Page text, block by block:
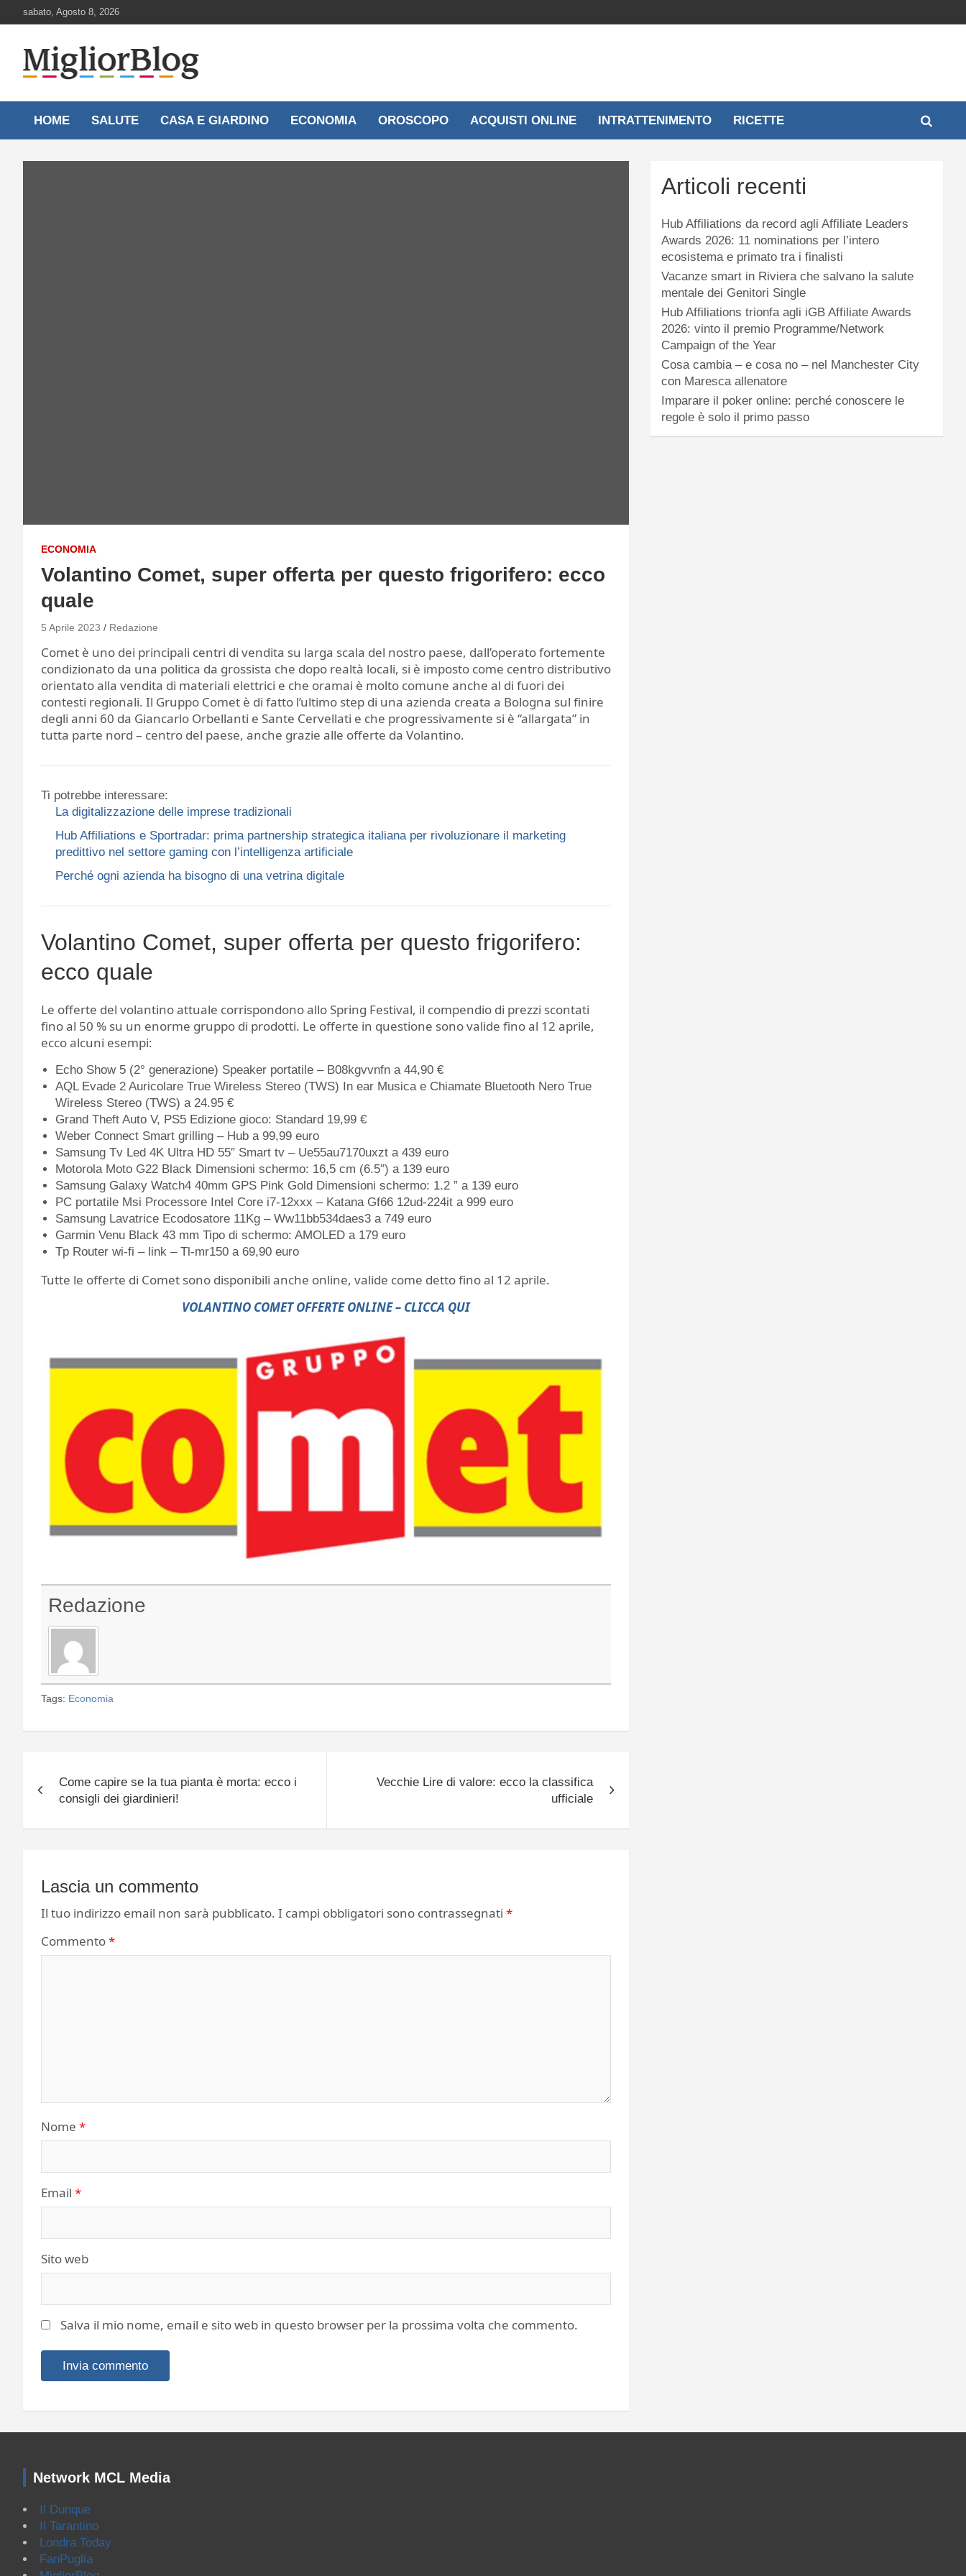
to
sabato, Agosto 8, 2026
MigliorBlog.it
HOME SALUTE CASA E GIARDINO ECONOMIA OROSCOPO ACQUISTI ONLINE INTRATTENIMENTO RICETTE
ECONOMIA
Volantino Comet, super offerta per questo frigorifero: ecco
quale
5 Aprile 2023 Redazione
Comet è uno dei principali centri di vendita su larga scala del nostro paese, dall’operato fortemente
condizionato da una politica da grossista che dopo realtà locali, si è imposto come centro distributivo
orientato alla vendita di materiali elettrici e che oramai è molto comune anche al di fuori dei
contesti regionali. Il Gruppo Comet è di fatto l’ultimo step di una azienda creata a Bologna sul finire
degli anni 60 da Giancarlo Orbellanti e Sante Cervellati e che progressivamente si è “allargata” in
tutta parte nord – centro del paese, anche grazie alle offerte da Volantino.
Ti potrebbe interessare:
La digitalizzazione delle imprese tradizionali
Hub Affiliations e Sportradar: prima partnership strategica italiana per rivoluzionare il marketing
predittivo nel settore gaming con l’intelligenza artificiale
Perché ogni azienda ha bisogno di una vetrina digitale
Volantino Comet, super offerta per questo frigorifero:
ecco quale
Le offerte del volantino attuale corrispondono allo Spring Festival, il compendio di prezzi scontati
fino al 50 % su un enorme gruppo di prodotti. Le offerte in questione sono valide fino al 12 aprile,
ecco alcuni esempi:
Echo Show 5 (2° generazione) Speaker portatile – B08kgvvnfn a 44,90 €
AQL Evade 2 Auricolare True Wireless Stereo (TWS) In ear Musica e Chiamate Bluetooth Nero True
Wireless Stereo (TWS) a 24.95 €
Grand Theft Auto V, PS5 Edizione gioco: Standard 19,99 €
Weber Connect Smart grilling – Hub a 99,99 euro
Samsung Tv Led 4K Ultra HD 55″ Smart tv – Ue55au7170uxzt a 439 euro
Motorola Moto G22 Black Dimensioni schermo: 16,5 cm (6.5″) a 139 euro
Samsung Galaxy Watch4 40mm GPS Pink Gold Dimensioni schermo: 1.2 ” a 139 euro
PC portatile Msi Processore Intel Core i7-12xxx – Katana Gf66 12ud-224it a 999 euro
Samsung Lavatrice Ecodosatore 11Kg – Ww11bb534daes3 a 749 euro
Garmin Venu Black 43 mm Tipo di schermo: AMOLED a 179 euro
Tp Router wi-fi – link – Tl-mr150 a 69,90 euro
Tutte le offerte di Comet sono disponibili anche online, valide come detto fino al 12 aprile.
VOLANTINO COMET OFFERTE ONLINE – CLICCA QUI
Redazione
Tags: Economia
articoli
Come capire se la tua pianta è morta: ecco i
consigli dei giardinieri!
Vecchie Lire di valore: ecco la classifica
ufficiale
Lascia un commento
Il tuo indirizzo email non sarà pubblicato. I campi obbligatori sono contrassegnati *
Commento*
Nome *
Email *
Sito web
Salva il mio nome, email e sito web in questo browser per la prossima volta che commento.
Articoli recenti
Hub Affiliations da record agli Affiliate Leaders
Awards 2026: 11 nominations per l’intero
ecosistema e primato tra i finalisti
Vacanze smart in Riviera che salvano la salute
mentale dei Genitori Single
Hub Affiliations trionfa agli iGB Affiliate Awards
2026: vinto il premio Programme/Network
Campaign of the Year
Cosa cambia – e cosa no – nel Manchester City
con Maresca allenatore
Imparare il poker online: perché conoscere le
regole è solo il primo passo
Network MCL Media
Il Dunque
Il Tarantino
Londra Today
FanPuglia